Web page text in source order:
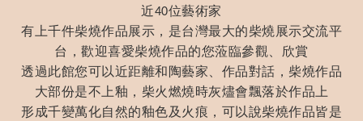
近40位藝術家
有上千件柴燒作品展示，是台灣最大的柴燒展示交流平
台，歡迎喜愛柴燒作品的您蒞臨參觀、欣賞
透過此館您可以近距離和陶藝家、作品對話，柴燒作品
大部份是不上釉，柴火燃燒時灰燼會飄落於作品上
形成千變萬化自然的釉色及火痕，可以說柴燒作品皆是